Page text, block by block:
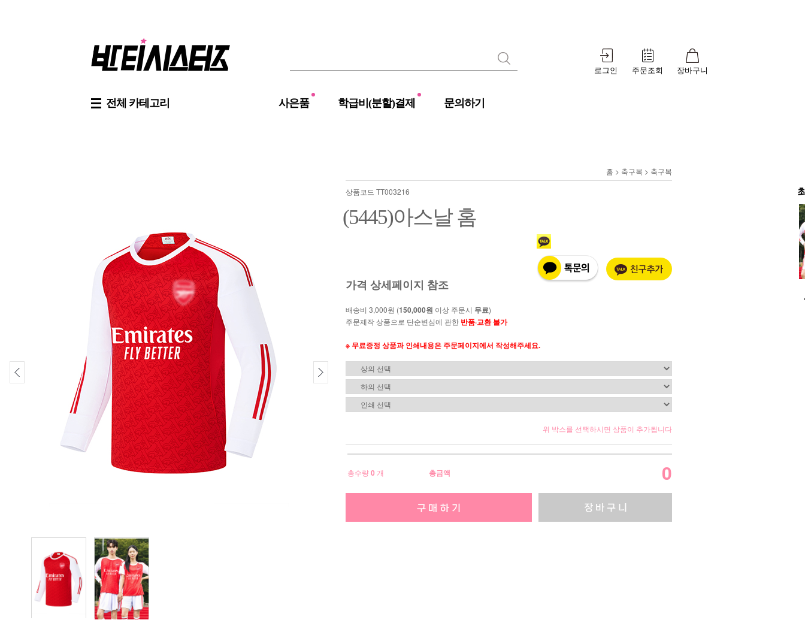
로그인 주문조회 장바구니
전체 카테고리 사은품 학급비(분할)결제 문의하기
코믹수트
셔츠 반티
해리포터
농구
럭비
하키
상의
홈 > 축구복 > 축구복
상품코드 TT003216
(5445)아스날 홈
가격 상세페이지 참조
배송비 3,000원 (150,000원 이상 주문시 무료)
주문제작 상품으로 단순변심에 관한 반품·교환 불가
※ 무료증정 상품과 인쇄내용은 주문페이지에서 작성해주세요.
위 박스를 선택하시면 상품이 추가됩니다
총수량0 개 총금액 0